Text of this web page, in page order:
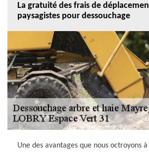
La gratuité des frais de
paysagistes pour dessouchage
Une des avantages que nous octroyons